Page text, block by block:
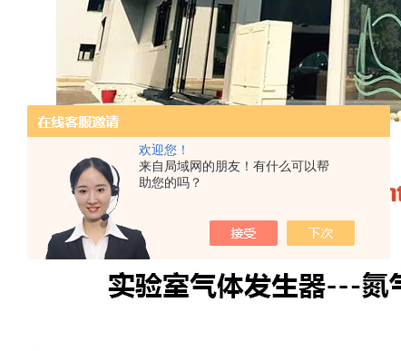
欢迎您！
来自局域网的朋友！有什么可以帮
助您的吗？